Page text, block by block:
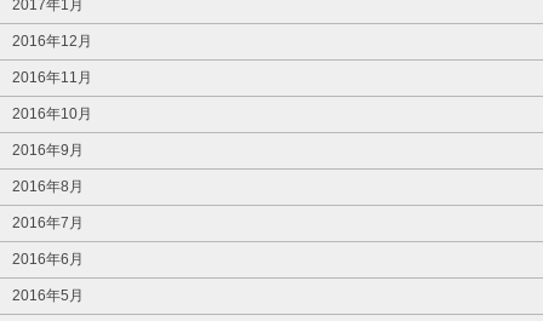
2017年1月
2016年12月
2016年11月
2016年10月
2016年9月
2016年8月
2016年7月
2016年6月
2016年5月